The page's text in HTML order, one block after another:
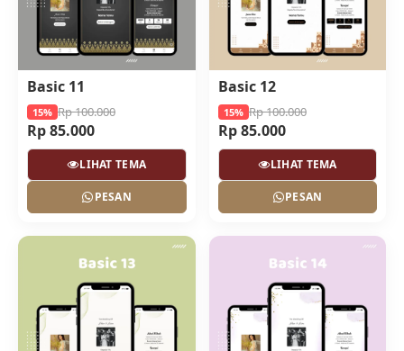
Basic 11
15% Rp 100.000
Rp 85.000
LIHAT TEMA
PESAN
Basic 12
15% Rp 100.000
Rp 85.000
LIHAT TEMA
PESAN